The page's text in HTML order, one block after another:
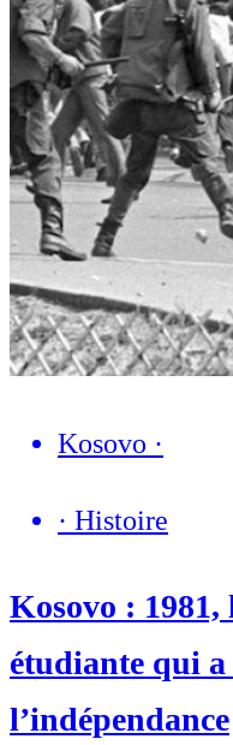
Kosovo ·
· Histoire
Kosovo :
étudiante qui a
l’indépendance